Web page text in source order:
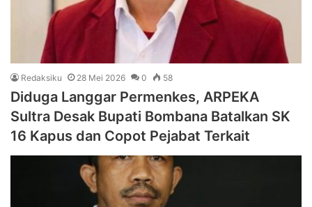
Redaksiku 28 Mei 2026 0 58
Diduga Langgar Permenkes, ARPEKA
Sultra Desak Bupati Bombana Batalkan SK
16 Kapus dan Copot Pejabat Terkait